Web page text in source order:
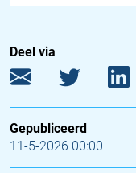
Deel via
Gepubliceerd
11-5-2026 00:00